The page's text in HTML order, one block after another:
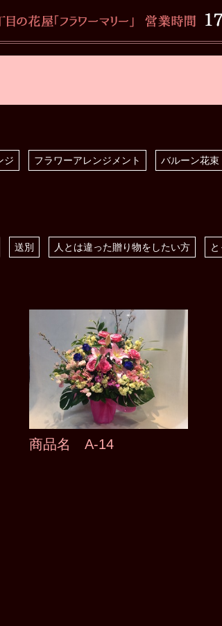
ジ フラワーアレンジメント バルーン花束
送別 人とは違った贈り物をしたい方
商品名 A-14